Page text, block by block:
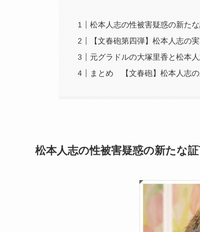
松本人志の性被害疑惑の新た
【文春砲第四弾】松本人志の
元グラドルの大塚里香と松本
まとめ 【文春砲】松本人志
松本人志の性被害疑惑の新たな